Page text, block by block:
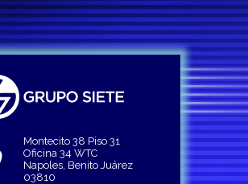
Montecito 38 Piso 31
Oficina 34 WTC
Napoles, Benito Juárez
03810